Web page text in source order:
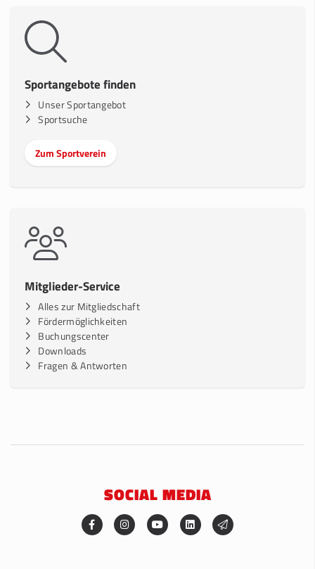
Sportangebote finden
Unser Sportangebot
Sportsuche
Zum Sportverein
Mitglieder-Service
Alles zur Mitgliedschaft
Fördermöglichkeiten
Buchungscenter
Downloads
Fragen & Antworten
SOCIAL MEDIA